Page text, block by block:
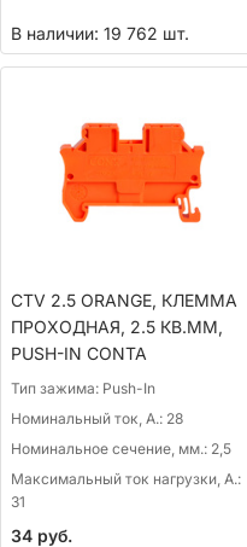
В наличии: 19 762 шт.
CTV 2.5 ORANGE, КЛЕММА
ПРОХОДНАЯ, 2.5 КВ.ММ,
PUSH-IN CONTA
Тип зажима: Push-In
Номинальный ток, А.: 28
Номинальное сечение, мм.: 2,5
Максимальный ток нагрузки, А.:
31
34 руб.